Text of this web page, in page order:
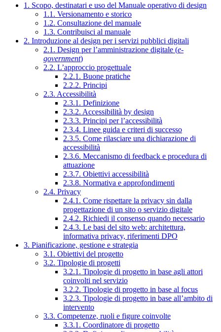
1. Scopo, destinatari e uso del Manuale operativo di design
1.1. Versionamento e storico
1.2. Consultazione del manuale
1.3. Contribuisci al manuale
2. Introduzione al design per i servizi pubblici digitali
2.1. Design per l’amministrazione digitale (e-
government)
2.2. L’approccio progettuale
2.2.1. Buone pratiche
2.2.2. Principi
2.3. Accessibilità
2.3.1. Definizione
2.3.2. Accessibilità by design
2.3.3. Principi per l’accessibilità
2.3.4. Linee guida e criteri di successo
2.3.5. Come rilasciare una dichiarazione di
accessibilità
2.3.6. Meccanismo di feedback e procedura di
attuazione
2.3.7. Obiettivi accessibilità
2.3.8. Normativa e approfondimenti
2.4. Privacy
2.4.1. Come rispettare la privacy sin dalla
progettazione di un sito o servizio digitale
2.4.2. Richiedi il consenso quando necessario
2.4.3. Le basi del sito web: architettura,
informativa privacy, riferimenti DPO
3. Pianificazione, gestione e strategia
3.1. Obiettivi del progetto
3.2. Tipologie di progetti
3.2.1. Tipologie di progetto in base agli attori
coinvolti nel servizio
3.2.2. Tipologie di progetto in base al focus
3.2.3. Tipologie di progetto in base all’ambito di
intervento
3.3. Competenze, ruoli e figure coinvolte
3.3.1. Coordinatore di progetto